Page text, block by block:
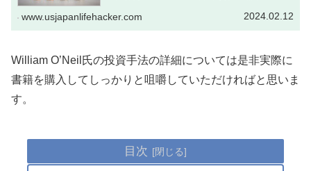
www.usjapanlifehacker.com 2024.02.12
William O’Neil氏の投資手法の詳細については是非実際に
書籍を購入してしっかりと咀嚼していただければと思いま
す。
目次